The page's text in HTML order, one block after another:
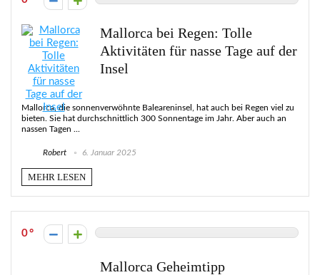
Mallorca bei Regen: Tolle
Aktivitäten für nasse Tage auf der
Insel
Mallorca, die sonnenverwöhnte Baleareninsel, hat auch bei Regen viel zu
bieten. Sie hat durchschnittlich 300 Sonnentage im Jahr. Aber auch an
nassen Tagen ...
Robert 6. Januar 2025
MEHR LESEN
0
Mallorca Geheimtipp